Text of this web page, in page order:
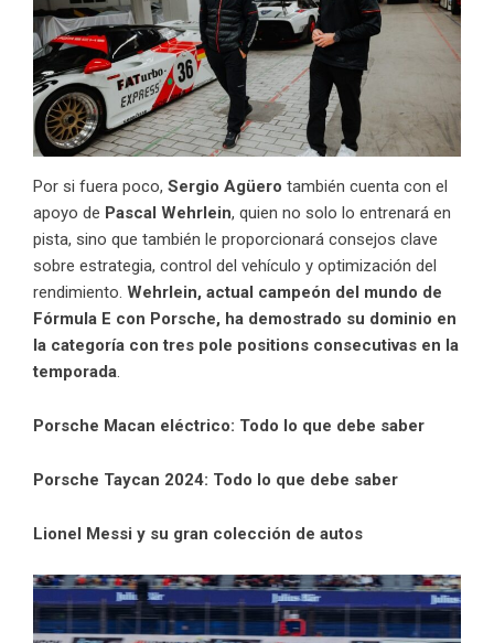
Por si fuera poco, Sergio Agüero también cuenta con el
apoyo de Pascal Wehrlein, quien no solo lo entrenará en
pista, sino que también le proporcionará consejos clave
sobre estrategia, control del vehículo y optimización del
rendimiento. Wehrlein, actual campeón del mundo de
Fórmula E con Porsche, ha demostrado su dominio en
la categoría con tres pole positions consecutivas en la
temporada.
Porsche Macan eléctrico: Todo lo que debe saber
Porsche Taycan 2024: Todo lo que debe saber
Lionel Messi y su gran colección de autos